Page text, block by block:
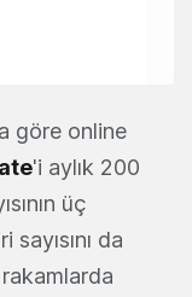
göre online
'i aylık 200
üç
sayısını da